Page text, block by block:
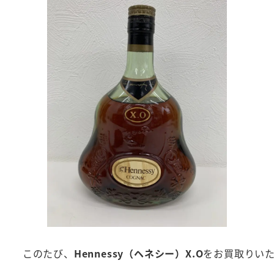
このたび、 Hennessy（ヘネシー）X.Oをお買取りい